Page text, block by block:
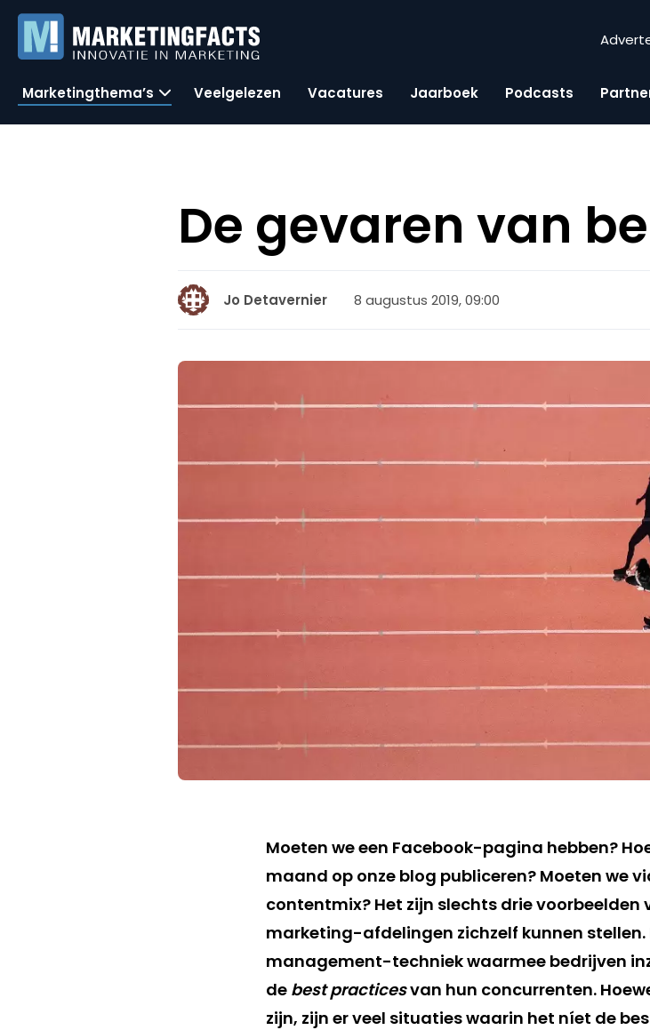
Marketingthema’s Veelgelezen Vacatures Jaarboek Podcasts
De gevaren van
Jo Detavernier 8 augustus 2019, 09:00
Moeten we een Facebook-pagina hebben?
maand op onze blog publiceren? Moeten we
contentmix? Het zijn slechts drie
marketing-afdelingen zichzelf kunnen
management-techniek waarmee bedrijven
de best practicesvan hun concurrenten.
zijn, zijn er veel situaties waarin het níet de